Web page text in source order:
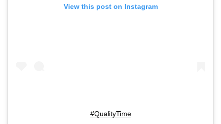
View this post on Instagram
#QualityTime